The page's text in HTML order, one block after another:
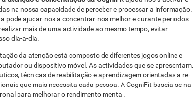
na nossa capacidade de perceber e processar a informação.
pode ajudar-nos a concentrar-nos melhor e durante períodos
mais de uma actividade ao mesmo tempo, evitar
dia-a-dia.
da atenção está composto de diferentes jogos online e
ou dispositivo móvel. As actividades que se apresentam,
técnicas de reabilitação e aprendizagem orientadas a re-
que mais necessita cada pessoa. A CogniFit baseia-se na
para melhorar o rendimento mental.